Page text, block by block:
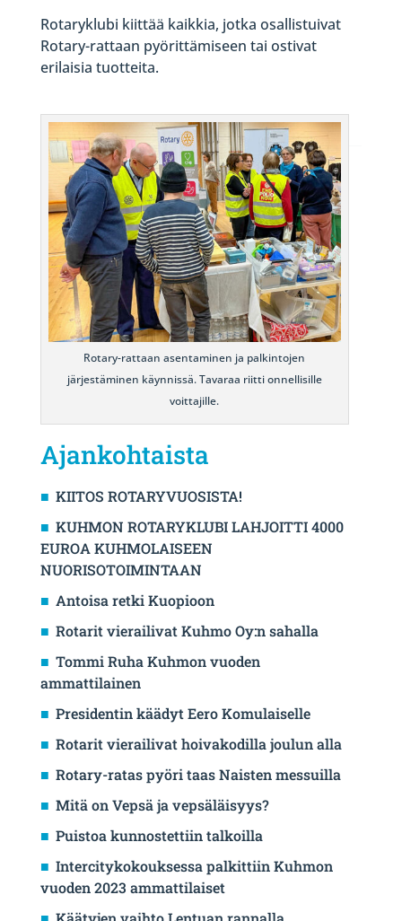
Rotaryklubi kiittää kaikkia, jotka osallistuivat
Rotary-rattaan pyörittämiseen tai ostivat
erilaisia tuotteita.
Rotary-rattaan asentaminen ja palkintojen
järjestäminen käynnissä. Tavaraa riitti onnellisille
voittajille.
Ajankohtaista
KIITOS ROTARYVUOSISTA!
KUHMON ROTARYKLUBI LAHJOITTI 4000
EUROA KUHMOLAISEEN
NUORISOTOIMINTAAN
Antoisa retki Kuopioon
Rotarit vierailivat Kuhmo Oy:n sahalla
Tommi Ruha Kuhmon vuoden
ammattilainen
Presidentin käädyt Eero Komulaiselle
Rotarit vierailivat hoivakodilla joulun alla
Rotary-ratas pyöri taas Naisten messuilla
Mitä on Vepsä ja vepsäläisyys?
Puistoa kunnostettiin talkoilla
Intercitykokouksessa palkittiin Kuhmon
vuoden 2023 ammattilaiset